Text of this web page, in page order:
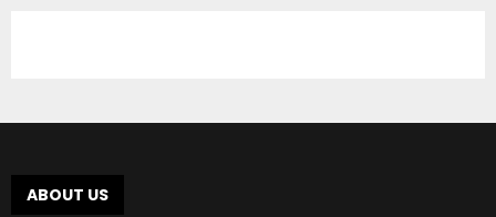
ABOUT US